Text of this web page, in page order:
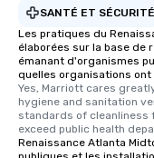
SANTÉ ET SÉCURITÉ
Les pratiques du
élaborées sur la base de
émanant d'organismes
quelles organisations
Yes, Marriott cares
hygiene and sanitation
standards of cleanliness
exceed public health
Renaissance Atlanta